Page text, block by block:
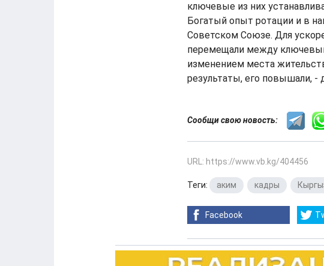
ключевые из них
Богатый опыт ротации и в
Советском Союзе. Для
перемещали между
изменением места
результаты, его повышали, -
Сообщи свою новость:
URL: https://www.vb.kg/404456
Теги: аким кадры
Facebook